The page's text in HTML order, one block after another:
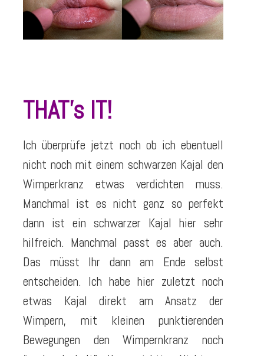
THAT’s IT!
Ich überprüfe jetzt noch ob ich ebentuell
nicht noch mit einem schwarzen Kajal den
Wimperkranz etwas verdichten muss.
Manchmal ist es nicht ganz so perfekt
dann ist ein schwarzer Kajal hier sehr
hilfreich. Manchmal passt es aber auch.
Das müsst Ihr dann am Ende selbst
entscheiden. Ich habe hier zuletzt noch
etwas Kajal direkt am Ansatz der
Wimpern, mit kleinen punktierenden
Bewegungen den Wimpernkranz noch